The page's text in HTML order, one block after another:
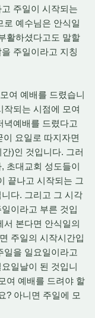
주일이 시작되는
로 예수님은 안식일
활하셨다고도 말할
주일이라고 지칭
여 예배를 드렸습니
작되는 시점에 모여
녁예배를 드렸다고
요일로 따지자면
)인 것입니다. 그러
초대교회 성도들이
끝나고 시작되는 그
다. 그리고 그 시각
이라고 부른 것입
서 본다면 안식일의
주일의 시작시간입
일을 일요일이라고
일날이 된 것입니
여 예배를 드려야 할
? 아니면 주일에 모